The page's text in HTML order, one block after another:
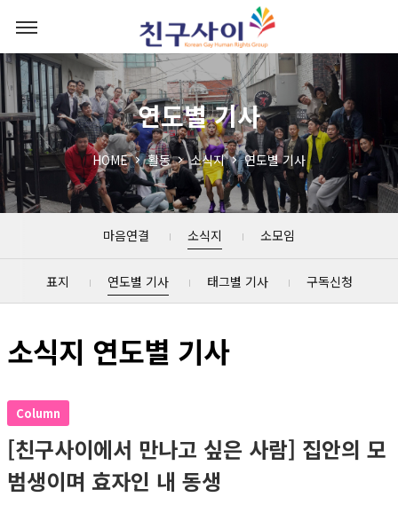
연도별 기사
HOME 활동 소식지 연도별 기사
마음연결 소식지 소모임
표지 연도별 기사 태그별 기사 구독신청
소식지 연도별 기사
Column
[친구사이에서 만나고 싶은 사람] 집안의 모
범생이며 효자인 내 동생